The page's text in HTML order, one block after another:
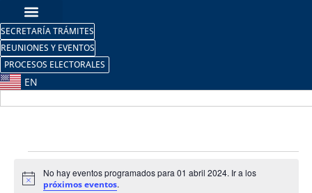
SECRETARÍA TRÁMITES
REUNIONES Y EVENTOS
PROCESOS ELECTORALES
EN
Aviso
No hay eventos programados para 01 abril 2024. Ir a los
próximos eventos.